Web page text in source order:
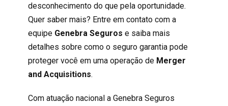
desconhecimento do que pela oportunidade.
Quer saber mais? Entre em contato com a
equipe Genebra Seguros e saiba mais
detalhes sobre como o seguro garantia pode
proteger você em uma operação de Merger
and Acquisitions.
Com atuação nacional a Genebra Seguros